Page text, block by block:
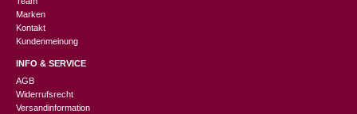
Marken
Kontakt
Kundenmeinung
INFO & SERVICE
AGB
Widerrufsrecht
Versandinformation